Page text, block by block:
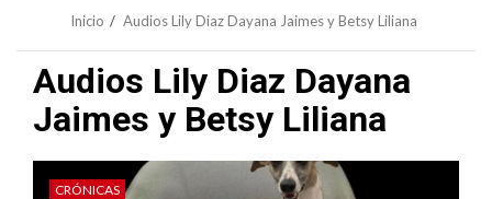
Inicio Audios Lily Diaz Dayana Jaimes y Betsy Liliana
Audios Lily Diaz Dayana
Jaimes y Betsy Liliana
CRÓNICAS